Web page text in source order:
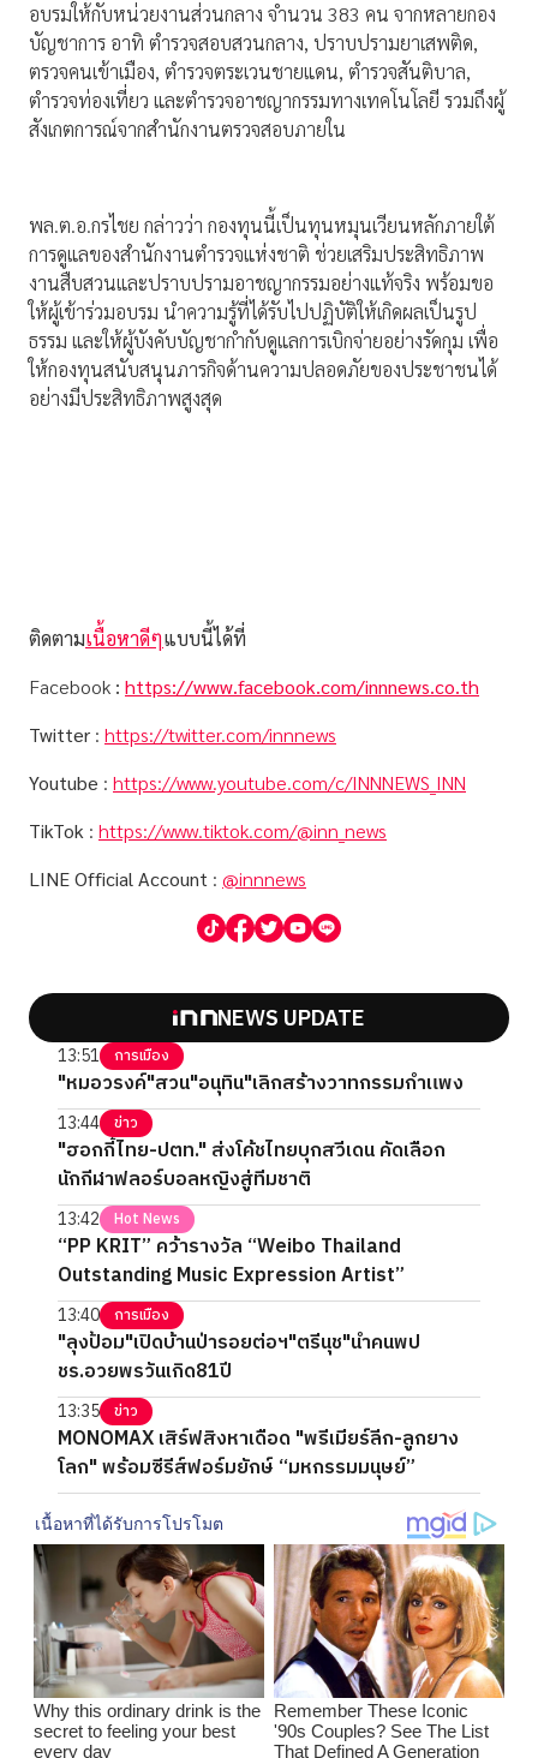
อบรมให้กับหน่วยงานส่วนกลาง จำนวน 383 คน จากหลายกอง
บัญชาการ อาทิ ตำรวจสอบสวนกลาง, ปราบปรามยาเสพติด,
ตรวจคนเข้าเมือง, ตำรวจตระเวนชายแดน, ตำรวจสันติบาล,
ตำรวจท่องเที่ยว และตำรวจอาชญากรรมทางเทคโนโลยี รวมถึงผู้
สังเกตการณ์จากสำนักงานตรวจสอบภายใน
พล.ต.อ.กรไชย กล่าวว่า กองทุนนี้เป็นทุนหมุนเวียนหลักภายใต้
การดูแลของสำนักงานตำรวจแห่งชาติ ช่วยเสริมประสิทธิภาพ
งานสืบสวนและปราบปรามอาชญากรรมอย่างแท้จริง พร้อมขอ
ให้ผู้เข้าร่วมอบรม นำความรู้ที่ได้รับไปปฏิบัติให้เกิดผลเป็นรูป
ธรรม และให้ผู้บังคับบัญชากำกับดูแลการเบิกจ่ายอย่างรัดกุม เพื่อ
ให้กองทุนสนับสนุนภารกิจด้านความปลอดภัยของประชาชนได้
อย่างมีประสิทธิภาพสูงสุด
ติดตามเนื้อหาดีๆแบบนี้ได้ที่
Facebook : https://www.facebook.com/innnews.co.th
Twitter : https://twitter.com/innnews
Youtube : https://www.youtube.com/c/INNNEWS_INN
TikTok : https://www.tiktok.com/@inn_news
LINE Official Account : @innnews
NEWS UPDATE
13:51 การเมือง
"หมอวรงค์"สวน"อนุทิน"เลิกสร้างวาทกรรมกำแพง
13:44 ข่าว
"ฮอกกี้ไทย-ปตท." ส่งโค้ชไทยบุกสวีเดน คัดเลือก
นักกีฬาฟลอร์บอลหญิงสู่ทีมชาติ
13:42 Hot News
“PP KRIT” คว้ารางวัล “Weibo Thailand
Outstanding Music Expression Artist”
13:40 การเมือง
"ลุงป้อม"เปิดบ้านป่ารอยต่อฯ"ตรีนุช"นำคนพป
ชร.อวยพรวันเกิด81ปี
13:35 ข่าว
MONOMAX เสิร์ฟสิงหาเดือด "พรีเมียร์ลีก-ลูกยาง
โลก" พร้อมซีรีส์ฟอร์มยักษ์ “มหกรรมมนุษย์”